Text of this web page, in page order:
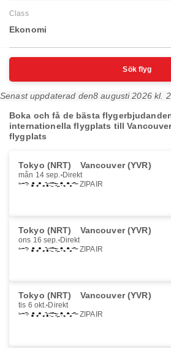
Class
Ekonomi
Sök flyg
Senast uppdaterad den8 augusti 2026 kl.
Boka och få de bästa
internationella flygplats till
flygplats
Tokyo (NRT) Vancouver (YVR)
mån 14 sep. Direkt
ZIPAIR
Tokyo (NRT) Vancouver (YVR)
ons 16 sep. Direkt
ZIPAIR
Tokyo (NRT) Vancouver (YVR)
tis 6 okt. Direkt
ZIPAIR